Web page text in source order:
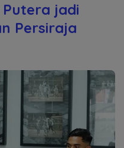
jadi
Persiraja